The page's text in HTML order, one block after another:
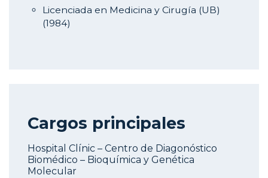
Licenciada en Medicina y Cirugía (UB)
(1984)
Cargos principales
Hospital Clínic – Centro de Diagonóstico
Biomédico – Bioquímica y Genética
Molecular